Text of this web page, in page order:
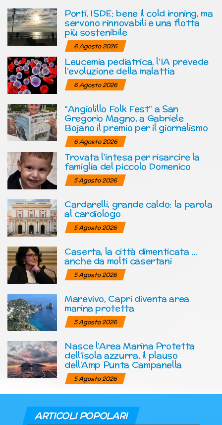
Porti, ISDE: bene il cold ironing, ma
servono rinnovabili e una flotta
più sostenibile
6 Agosto 2026
Leucemia pediatrica, l’IA prevede
l’evoluzione della malattia
6 Agosto 2026
“Angiolillo Folk Fest” a San
Gregorio Magno, a Gabriele
Bojano il premio per il giornalismo
6 Agosto 2026
Trovata l’intesa per risarcire la
famiglia del piccolo Domenico
5 Agosto 2026
Cardarelli, grande caldo: la parola
al cardiologo
5 Agosto 2026
Caserta, la città dimenticata …
anche da molti casertani
5 Agosto 2026
Marevivo, Capri diventa area
marina protetta
5 Agosto 2026
Nasce l’Area Marina Protetta
dell’isola azzurra, il plauso
dell’Amp Punta Campanella
5 Agosto 2026
ARTICOLI POPOLARI